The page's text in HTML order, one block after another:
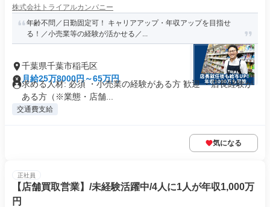
株式会社トライアルカンパニー
年齢不問／日勤固定可！ キャリアアップ・年収アップを目指せ
る！／小売業等の経験が活かせる／...
千葉県千葉市稲毛区
月給25万8000円～65万円
求める人材: 必須 ・小売業の経験がある方 歓迎 ・店長経験が
ある方（※業態・店舗...
交通費支給
気になる
正社員
【店舗買取営業】/未経験活躍中/4人に1人が年収1,000万
円